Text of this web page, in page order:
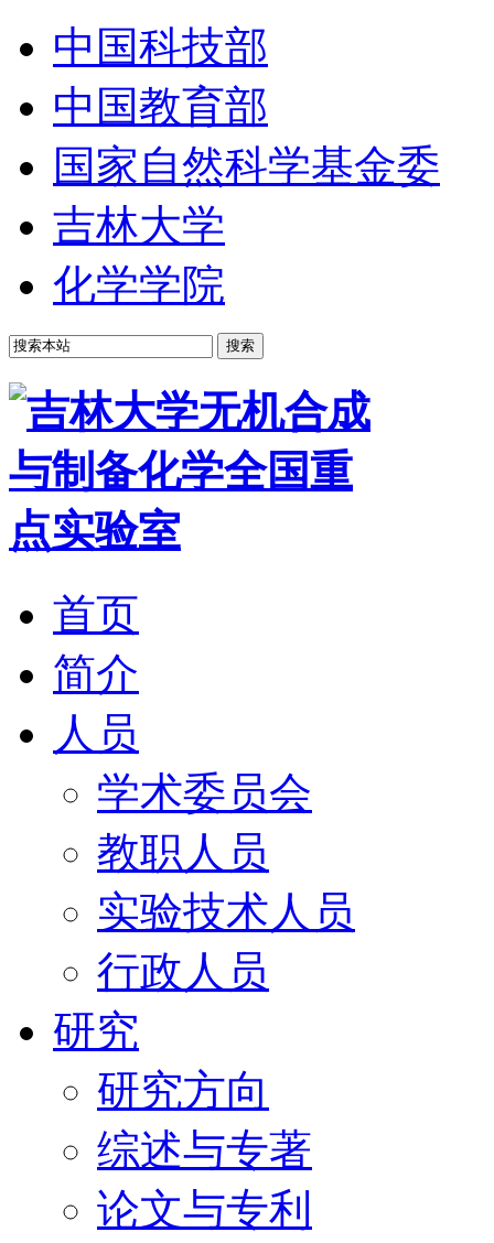
中国科技部
中国教育部
国家自然科学基金委
吉林大学
化学学院
首页
简介
人员
学术委员会
教职人员
实验技术人员
行政人员
研究
研究方向
综述与专著
论文与专利